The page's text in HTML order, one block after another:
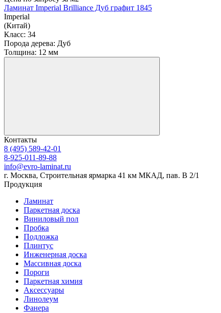
Ламинат Imperial Brilliance Дуб графит 1845
Imperial
(Китай)
Класс: 34
Порода дерева: Дуб
Толщина: 12 мм
Контакты
8 (495) 589-42-01
8-925-011-89-88
info@evro-laminat.ru
г. Москва, Строительная ярмарка 41 км МКАД, пав. В 2/1
Продукция
Ламинат
Паркетная доска
Виниловый пол
Пробка
Подложка
Плинтус
Инженерная доска
Массивная доска
Пороги
Паркетная химия
Аксессуары
Линолеум
Фанера